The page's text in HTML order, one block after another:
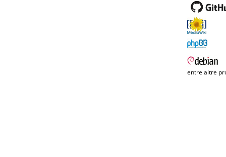
entre altre